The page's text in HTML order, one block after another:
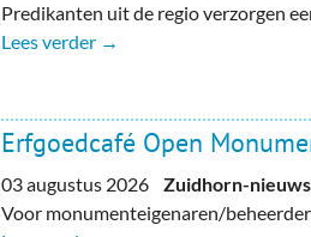
Predikanten uit de regio verzorgen
Lees verder →
Erfgoedcafé Open
03 augustus 2026Zuidhorn-nieuws
Voor monumenteigenaren/